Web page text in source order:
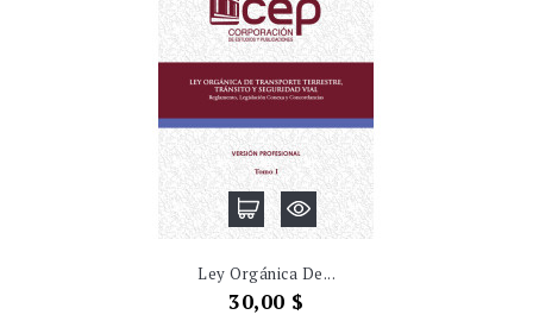
Ley Orgánica De...
Precio
30,00 $